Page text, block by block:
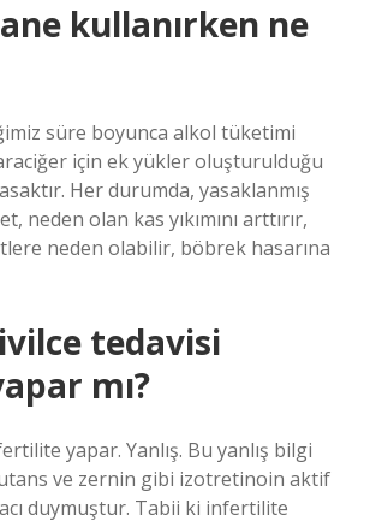
kullanırken ne
süre boyunca alkol tüketimi
için ek yükler oluşturulduğu
Her durumda, yasaklanmış
neden olan kas yıkımını arttırır,
neden olabilir, böbrek hasarına
tedavisi
mı?
yapar. Yanlış. Bu yanlış bilgi
ve zernin gibi izotretinoin aktif
duymuştur. Tabii ki infertilite